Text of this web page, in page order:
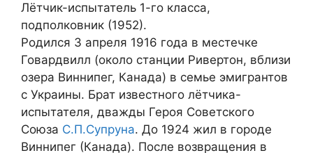
Лётчик-испытатель 1-го класса,
подполковник (1952).
Родился 3 апреля 1916 года в местечке
Говардвилл (около станции Ривертон, вблизи
озера Виннипег, Канада) в семье эмигрантов
с Украины. Брат известного лётчика-
испытателя, дважды Героя Советского
Союза С.П.Супруна. До 1924 жил в городе
Виннипег (Канада). После возвращения в